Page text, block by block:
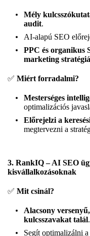
Mély
audit.
AI-alapú SEO
PPC és organikus
marketing
✅ Miért forradalmi?
Mesterséges
optimalizációs
Előrejelzi a
megtervezni a
3. RankIQ – AI SEO
kisvállalkozásoknak
✅ Mit csinál?
Alacsony
kulcsszavakat talál.
Segít optimalizálni